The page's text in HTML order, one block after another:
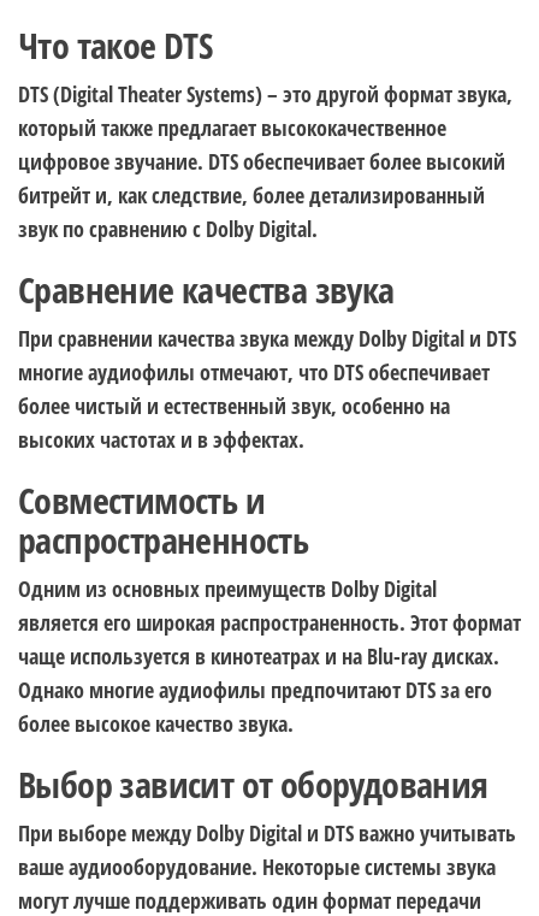
Что такое DTS
DTS (Digital Theater Systems) – это другой формат звука,
который также предлагает высококачественное
цифровое звучание. DTS обеспечивает более высокий
битрейт и, как следствие, более детализированный
звук по сравнению с Dolby Digital.
Сравнение качества звука
При сравнении качества звука между Dolby Digital и DTS
многие аудиофилы отмечают, что DTS обеспечивает
более чистый и естественный звук, особенно на
высоких частотах и в эффектах.
Совместимость и
распространенность
Одним из основных преимуществ Dolby Digital
является его широкая распространенность. Этот формат
чаще используется в кинотеатрах и на Blu-ray дисках.
Однако многие аудиофилы предпочитают DTS за его
более высокое качество звука.
Выбор зависит от оборудования
При выборе между Dolby Digital и DTS важно учитывать
ваше аудиооборудование. Некоторые системы звука
могут лучше поддерживать один формат передачи